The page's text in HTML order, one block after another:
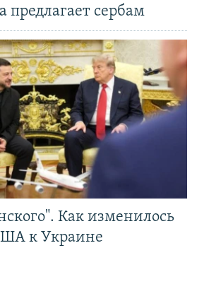
предлагает сербам
Как изменилось
к Украине